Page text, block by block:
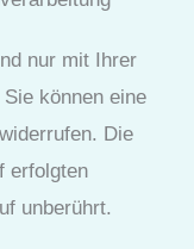
nur mit Ihrer
können eine
Die
erfolgten
unberührt.